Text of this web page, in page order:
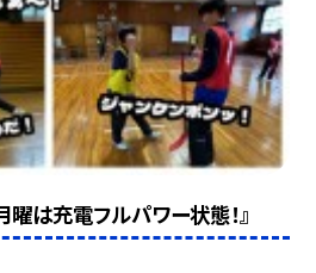
は充電フルパワー状態！』